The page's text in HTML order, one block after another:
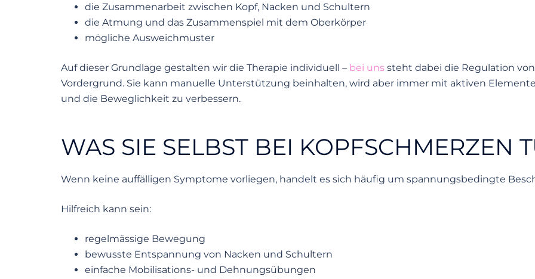
die Zusammenarbeit zwischen Kopf, Nacken und Schultern
die Atmung und das Zusammenspiel mit dem Oberkörper
mögliche Ausweichmuster
Auf dieser Grundlage gestalten wir die Therapie individuell – bei uns steht dabei die Regulation
Vordergrund. Sie kann manuelle Unterstützung beinhalten, wird aber immer mit aktiven
und die Beweglichkeit zu verbessern.
WAS SIE SELBST BEI KOPFSCHMERZEN
Wenn keine auffälligen Symptome vorliegen, handelt es sich häufig um spannungsbedingte
Hilfreich kann sein:
regelmässige Bewegung
bewusste Entspannung von Nacken und Schultern
einfache Mobilisations- und Dehnungsübungen